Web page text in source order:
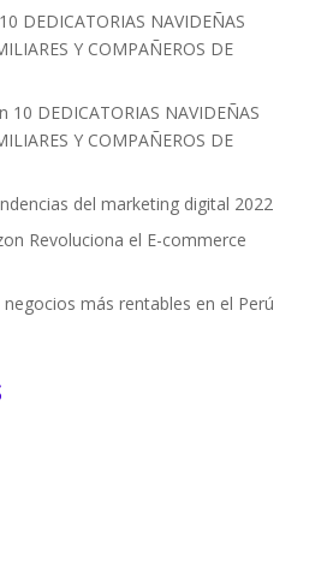
10 DEDICATORIAS NAVIDEÑAS
Y COMPAÑEROS DE
10 DEDICATORIAS NAVIDEÑAS
Y COMPAÑEROS DE
del marketing digital 2022
Revoluciona el E-commerce
negocios más rentables en el Perú